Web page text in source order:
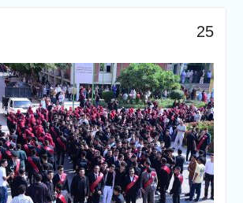
أيام المرحلة الأولى للتنسيق
الإلكتروني للقبول بالجامعات
2026
25